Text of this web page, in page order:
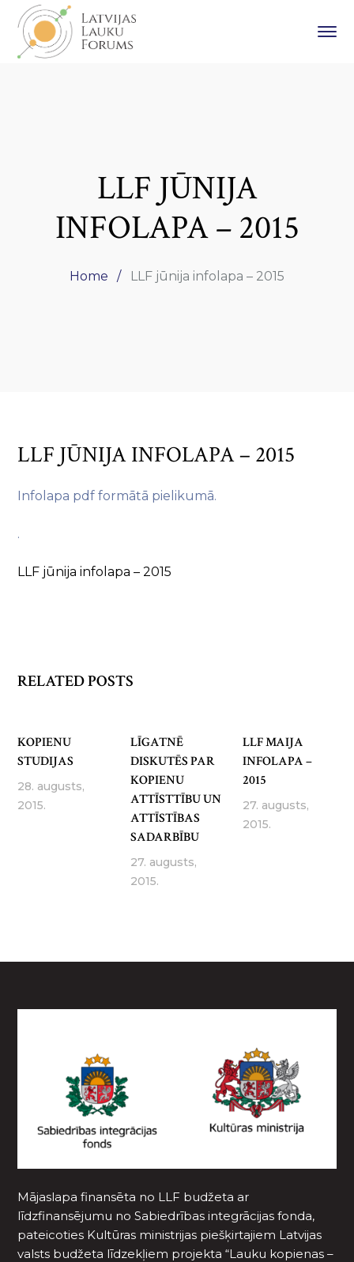
LLF JŪNIJA
INFOLAPA – 2015
Home LLF jūnija infolapa – 2015
LLF JŪNIJA INFOLAPA – 2015
Infolapa pdf formātā pielikumā.
.
LLF jūnija infolapa – 2015
RELATED POSTS
KOPIENU
STUDIJAS
28. augusts,
2015.
LĪGATNĒ
DISKUTĒS PAR
KOPIENU
ATTĪSTTĪBU UN
ATTĪSTĪBAS
SADARBĪBU
27. augusts,
2015.
LLF MAIJA
INFOLAPA –
2015
27. augusts,
2015.
Mājaslapa finansēta no LLF budžeta ar
līdzfinansējumu no Sabiedrības integrācijas fonda,
pateicoties Kultūras ministrijas piešķirtajiem Latvijas
valsts budžeta līdzekļiem projekta “Lauku kopienas –